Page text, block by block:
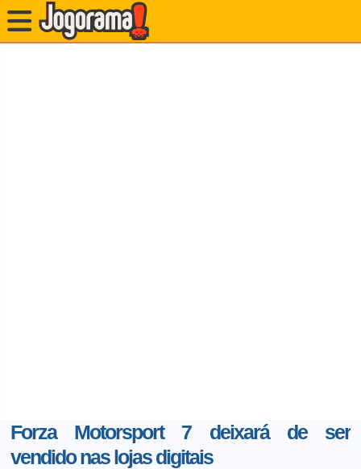
Forza Motorsport 7 deixará de ser
vendido nas lojas digitais